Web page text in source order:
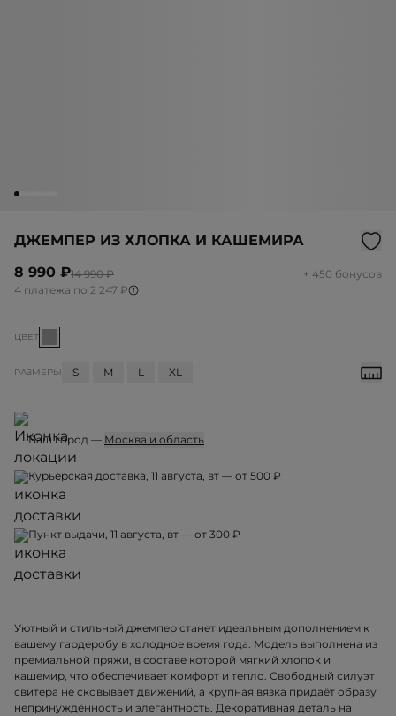
ДЖЕМПЕР ИЗ ХЛОПКА И КАШЕМИРА
8 990 ₽14 990 ₽
+ 450 бонусов
4 платежа по 2 247 ₽
ЦВЕТ
РАЗМЕРЫ S M L XL
Ваш город — Москва и область
Курьерская доставка, 11 августа, вт — от 500 ₽
Пункт выдачи, 11 августа, вт — от 300 ₽
Уютный и стильный джемпер станет идеальным дополнением к
вашему гардеробу в холодное время года. Модель выполнена из
премиальной пряжи, в составе которой мягкий хлопок и
кашемир, что обеспечивает комфорт и тепло. Свободный силуэт
свитера не сковывает движений, а крупная вязка придаёт образу
непринуждённость и элегантность. Декоративная деталь на